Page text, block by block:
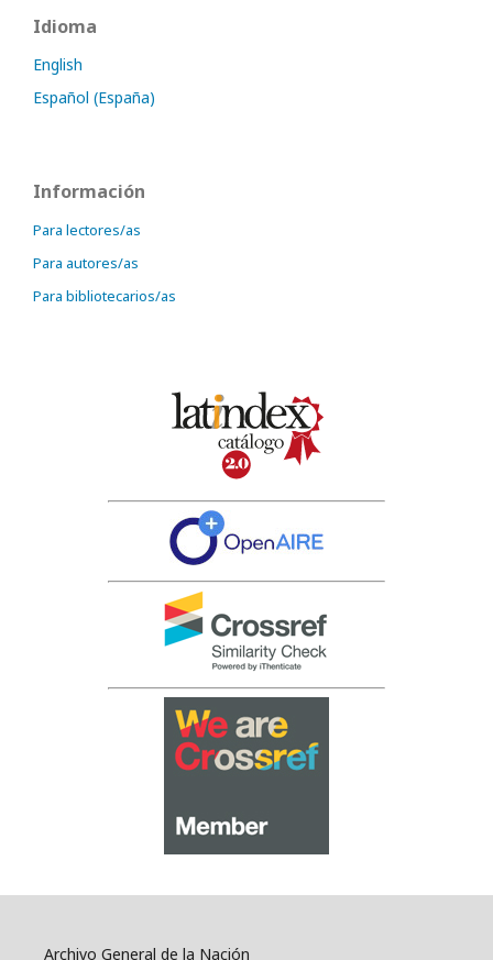
Idioma
English
Español (España)
Información
Para lectores/as
Para autores/as
Para bibliotecarios/as
Archivo General de la Nación